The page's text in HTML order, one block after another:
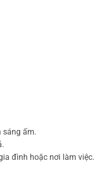
sáng ấm.
đình hoặc nơi làm việc.